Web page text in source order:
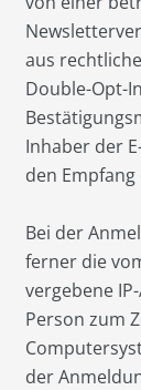
aus
Double-Opt-
Inhaber der
den
Bei der
ferner die
vergebene
Person zum
der